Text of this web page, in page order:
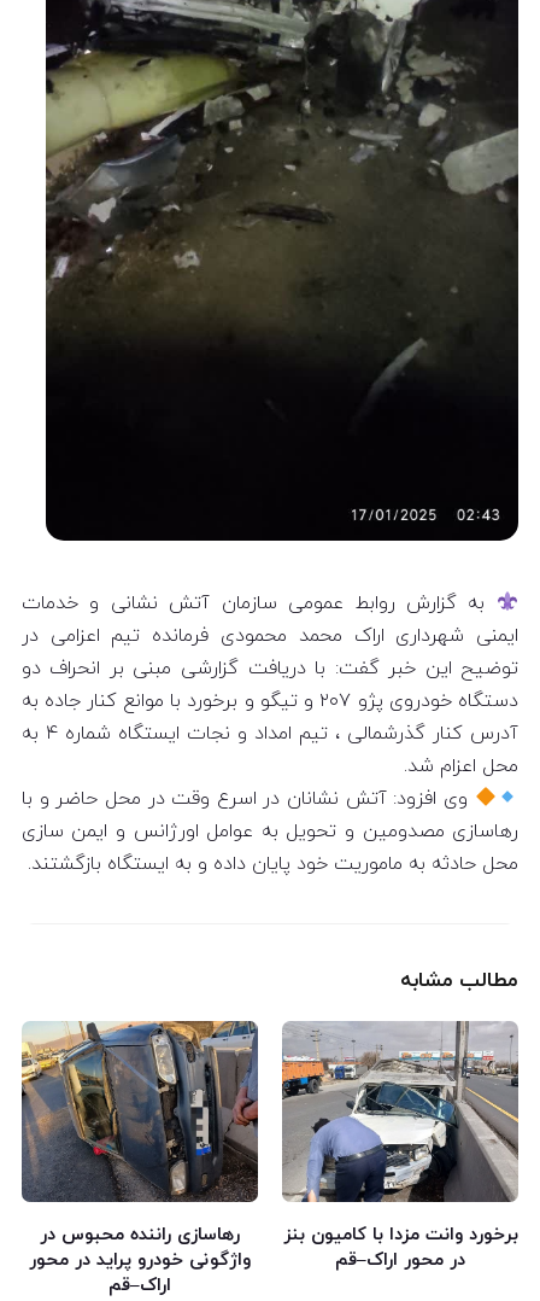
به گزارش روابط عمومی سازمان آتش نشانی و خدمات
ایمنی شهرداری اراک محمد محمودی فرمانده تیم اعزامی در
توضیح این خبر گفت: با دریافت گزارشی مبنی بر انحراف دو
دستگاه خودروی پژو ۲۰۷ و تیگو و برخورد با موانع کنار جاده به
آدرس کنار گذرشمالی ، تیم امداد و نجات ایستگاه شماره ۴ به
محل اعزام شد.
وی افزود: آتش نشانان در اسرع وقت در محل حاضر و با
رهاسازی مصدومین و تحویل به عوامل اورژانس و ایمن سازی
محل حادثه به ماموریت خود پایان داده و به ایستگاه بازگشتند.
مطالب مشابه
برخورد وانت مزدا با کامیون بنز
در محور اراک–قم
رهاسازی راننده محبوس در
واژگونی خودرو پراید در محور
اراک–قم